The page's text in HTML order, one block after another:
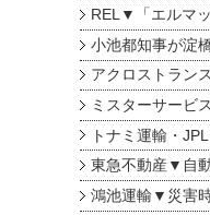
REL▼「エルマ
小池都知事が淀
アクロストラン
ミスターサービ
トナミ運輸・
東急不動産▼自
鴻池運輸▼災害